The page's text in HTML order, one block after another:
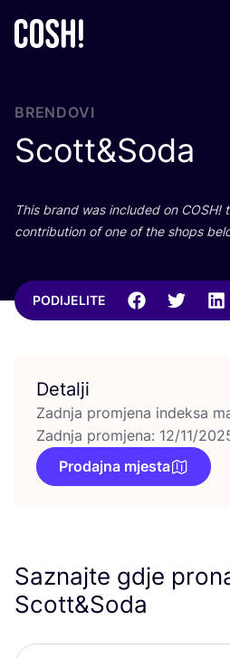
BRENDOVI
Scott&Soda
This brand was inclu­ded on COSH!
con­tri­bu­ti­on of one of the shops
PODIJELITE
Detalji
Zadnja promjena indeksa
Zadnja promjena: 12/11/
Prodajna mjesta
Saznajte gdje
Scott&Soda